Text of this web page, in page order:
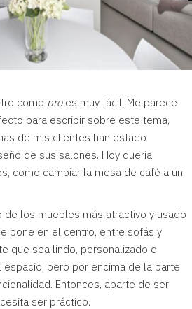
como proes muy fácil. Me parece
para escribir sobre este tema,
de mis clientes han estado
de sus salones. Hoy quería
como cambiar la mesa de café a un
de los muebles más atractivo y usado
pone en el centro, entre sofás y
que sea lindo, personalizado e
pero por encima de la parte
Entonces, aparte de ser
ser práctico.